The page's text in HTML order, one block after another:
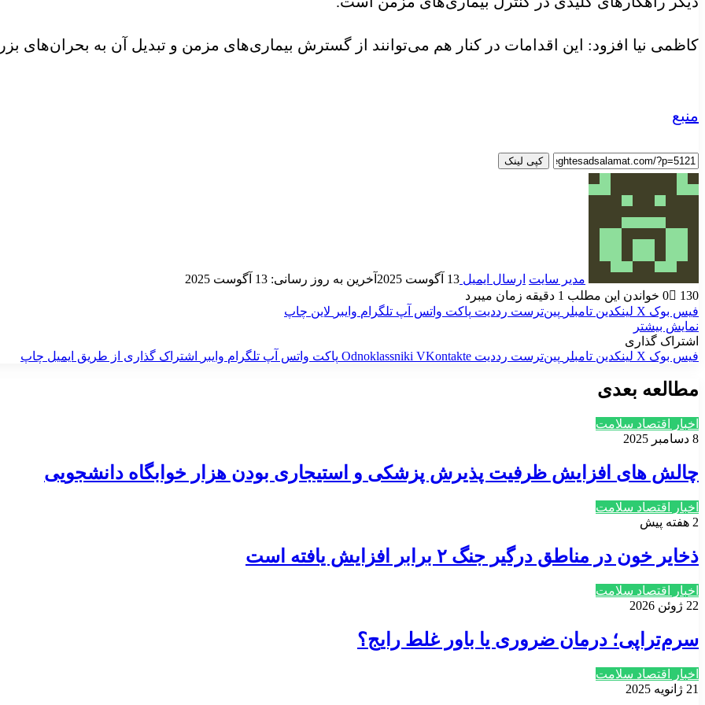
کاظمی نیا افزود: این اقدامات در کنار هم می‌توانند از گسترش بیماری‌های مزمن و تبدیل آن به بحران‌های
منبع
کپی لینک
مدیر سایت ارسال ایمیل 13 آگوست 2025
آخرین به روز رسانی: 13 آگوست 2025
0
130
خواندن این مطلب 1 دقیقه زمان میبرد
فیس بوک X لینکدین ‫تامبلر ‫پین‌ترست ‫رددیت پاکت واتس آپ تلگرام وایبر لاین چاپ
نمایش بیشتر
اشتراک گذاری
فیس بوک X لینکدین ‫تامبلر ‫پین‌ترست ‫رددیت ‫VKontakte
‫Odnoklassniki پاکت واتس آپ تلگرام وایبر اشتراک گذاری از طریق ایمیل چاپ
مطالعه بعدی
اخبار اقتصاد سلامت
8 دسامبر 2025
چالش های افزایش ظرفیت پذیرش پزشکی و استیجاری بودن هزار خوابگاه دانشجویی
اخبار اقتصاد سلامت
2 هفته پیش
ذخایر خون در مناطق درگیر جنگ ۲ برابر افزایش یافته است
اخبار اقتصاد سلامت
22 ژوئن 2026
سرم‌تراپی؛ درمان ضروری یا باور غلط رایج؟
اخبار اقتصاد سلامت
21 ژانویه 2025